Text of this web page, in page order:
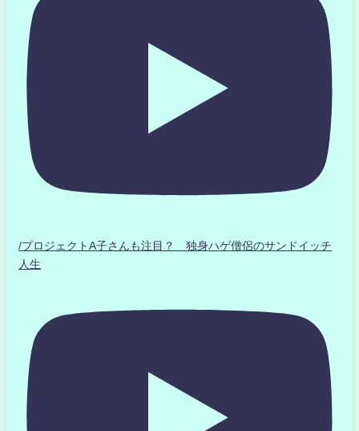
/プロジェクトA子さんも注目？ 独身ハゲ僧侶のサンドイッチ
人生